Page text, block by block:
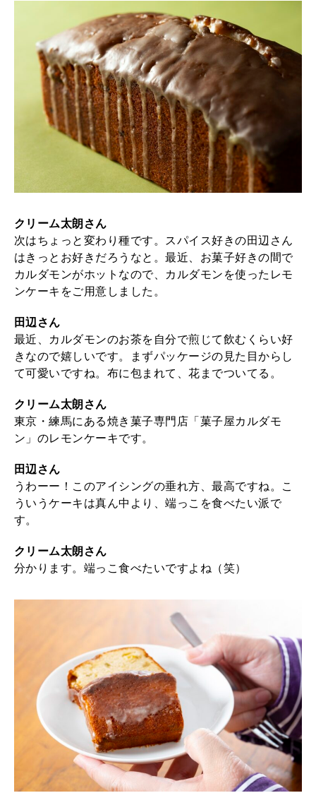
クリーム太朗さん
次はちょっと変わり種です。スパイス好きの田辺さん
はきっとお好きだろうなと。最近、お菓子好きの間で
カルダモンがホットなので、カルダモンを使ったレモ
ンケーキをご用意しました。
田辺さん
最近、カルダモンのお茶を自分で煎じて飲むくらい好
きなので嬉しいです。まずパッケージの見た目からし
て可愛いですね。布に包まれて、花までついてる。
クリーム太朗さん
東京・練馬にある焼き菓子専門店「菓子屋カルダモ
ン」のレモンケーキです。
田辺さん
うわーー！このアイシングの垂れ方、最高ですね。こ
ういうケーキは真ん中より、端っこを食べたい派で
す。
クリーム太朗さん
分かります。端っこ食べたいですよね（笑）